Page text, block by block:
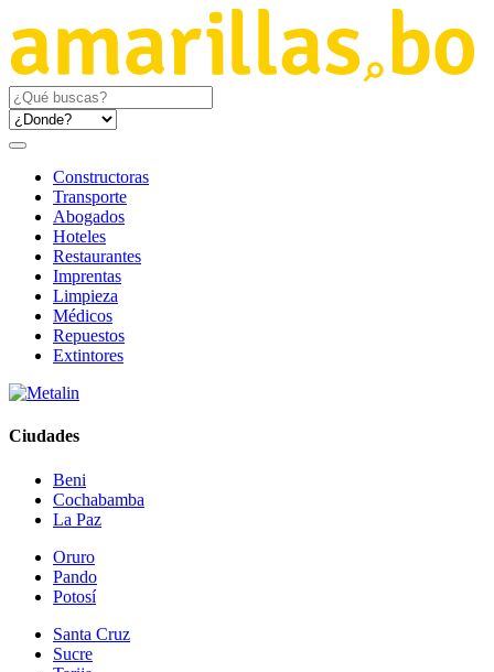
Constructoras
Transporte
Abogados
Hoteles
Restaurantes
Imprentas
Limpieza
Médicos
Repuestos
Extintores
Ciudades
Beni
Cochabamba
La Paz
Oruro
Pando
Potosí
Santa Cruz
Sucre